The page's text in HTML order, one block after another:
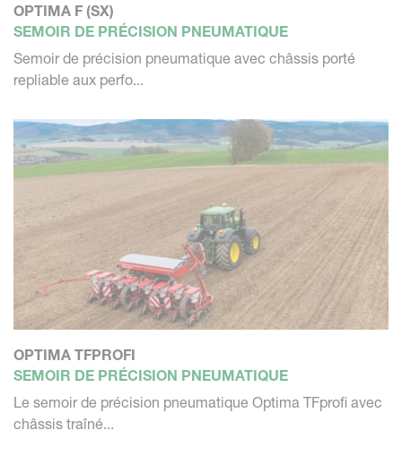
OPTIMA F (SX)
SEMOIR DE PRÉCISION PNEUMATIQUE
Semoir de précision pneumatique avec châssis porté
repliable aux perfo...
OPTIMA TFPROFI
SEMOIR DE PRÉCISION PNEUMATIQUE
Le semoir de précision pneumatique Optima TFprofi avec
châssis traîné...